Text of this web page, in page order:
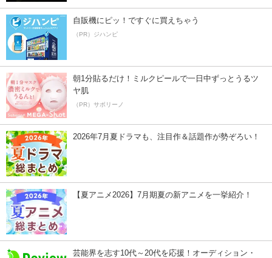
自販機にピッ！ですぐに買えちゃう
（PR）ジハンピ
朝1分貼るだけ！ミルクピールで一日中ずっとうるツ
ヤ肌
（PR）サボリーノ
2026年7月夏ドラマも、注目作＆話題作が勢ぞろい！
【夏アニメ2026】7月期夏の新アニメを一挙紹介！
芸能界を志す10代～20代を応援！オーディション・